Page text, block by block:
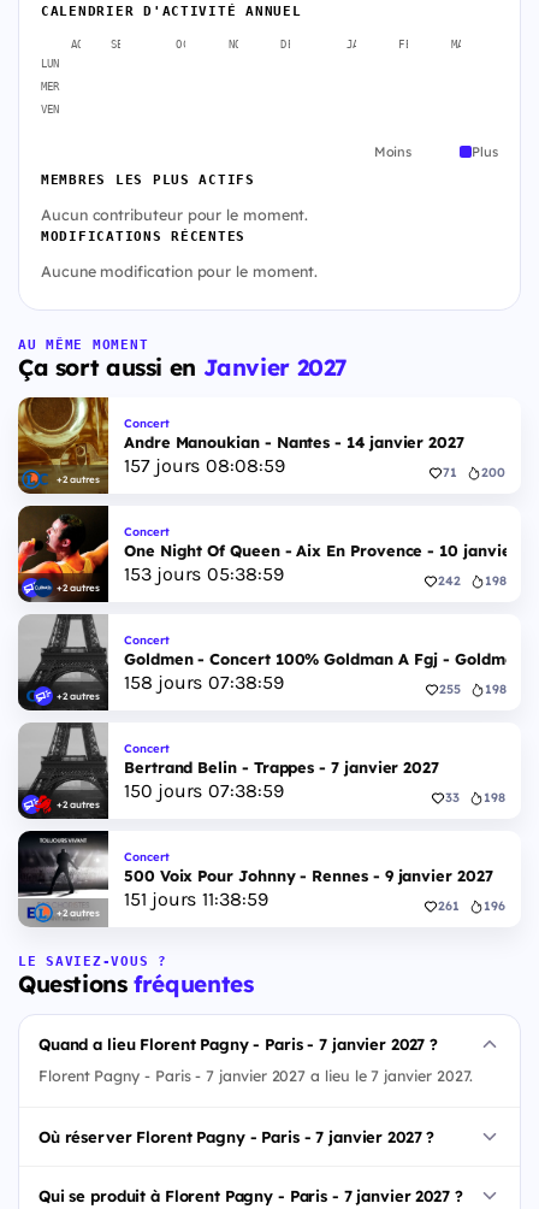
CALENDRIER D'ACTIVITÉ ANNUEL
AOÛT SEPT. OCT. NOV. DÉC. JANV. FÉVR. MARS
LUN
MER
VEN
Moins Plus
MEMBRES LES PLUS ACTIFS
Aucun contributeur pour le moment.
MODIFICATIONS RÉCENTES
Aucune modification pour le moment.
AU MÊME MOMENT
Ça sort aussi en Janvier 2027
+2 autres
Concert
Andre Manoukian - Nantes - 14 janvier 2027
157jours 08:08:58 71 200
+2 autres
Concert
One Night Of Queen - Aix En Provence - 10 janvier
153jours 05:38:58 242 198
+2 autres
Concert
Goldmen - Concert 100% Goldman A Fgj - Goldmen
158 jours 07:38:58 255 198
+2 autres
Concert
Bertrand Belin - Trappes - 7 janvier 2027
150 jours 07:38:58 33 198
+2 autres
Concert
500 Voix Pour Johnny - Rennes - 9 janvier 2027
151 jours 11:38:58 261 196
LE SAVIEZ-VOUS ?
Questionsfréquentes
Quand a lieu Florent Pagny - Paris - 7 janvier 2027 ?
Florent Pagny - Paris - 7 janvier 2027 a lieu le 7 janvier 2027.
Où réserver Florent Pagny - Paris - 7 janvier 2027 ?
Qui se produit à Florent Pagny - Paris - 7 janvier 2027 ?